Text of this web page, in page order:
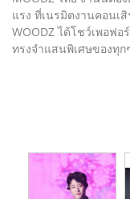
แรง ที่เนรมิตงานคอนเ
WOODZ ได้โชว์เพอฟ
ทรงจำแสนพิเศษของทุ